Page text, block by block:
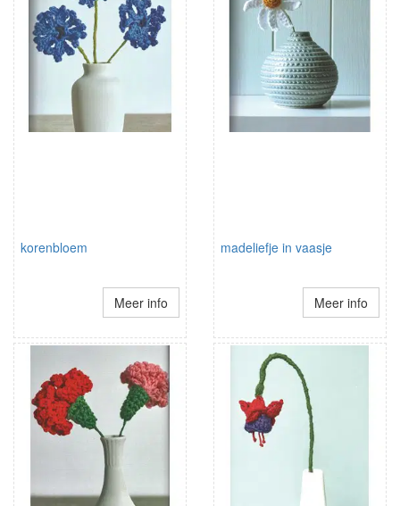
korenbloem
Meer info
madeliefje in vaasje
Meer info